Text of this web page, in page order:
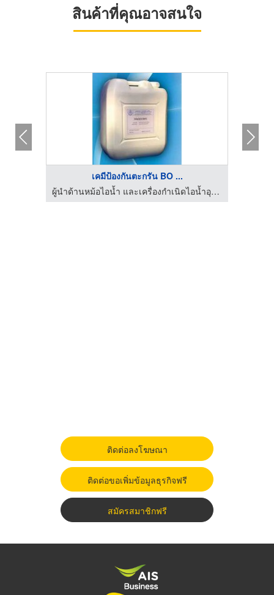
สินค้าที่คุณอาจสนใจ
เคมีป้องกันตะกรัน BO ...
ผู้นำด้านหม้อไอน้ำ และเครื่องกำเนิดไอน้ำอุตสาหกรรม
ติดต่อลงโฆษณา
ติดต่อขอเพิ่มข้อมูลธุรกิจฟรี
สมัครสมาชิกฟรี